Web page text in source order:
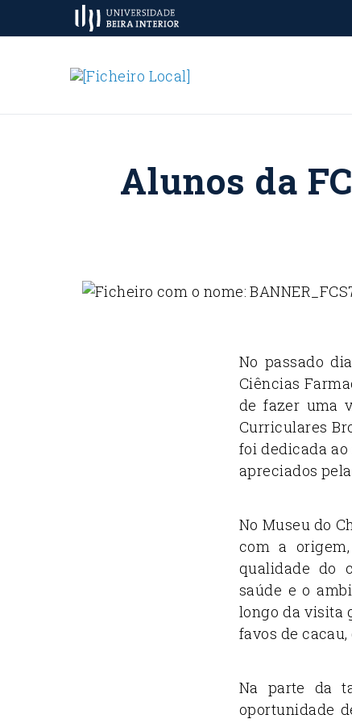
Alunos da
No passado
Ciências
de fazer uma
Curriculares
foi dedicada
apreciados
No Museu do
com a
qualidade do
saúde e o
longo da visita
favos de
Na parte da
oportunidade